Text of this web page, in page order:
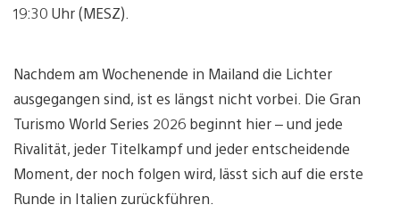
19:30 Uhr (MESZ).
Nachdem am Wochenende in Mailand die Lichter
ausgegangen sind, ist es längst nicht vorbei. Die Gran
Turismo World Series 2026 beginnt hier – und jede
Rivalität, jeder Titelkampf und jeder entscheidende
Moment, der noch folgen wird, lässt sich auf die erste
Runde in Italien zurückführen.